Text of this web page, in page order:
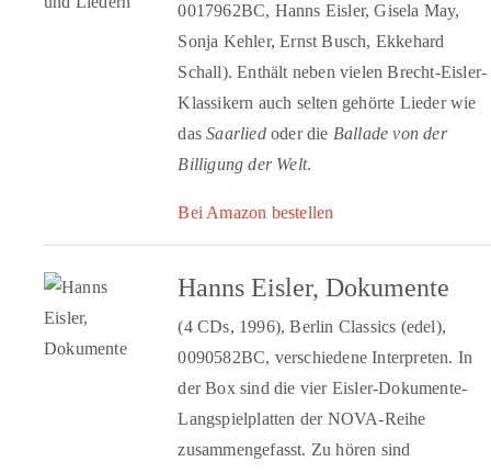
0017962BC, Hanns Eisler, Gisela May,
Sonja Kehler, Ernst Busch, Ekkehard
Schall). Enthält neben vielen Brecht-Eisler-
Klassikern auch selten gehörte Lieder wie
dasSaarliedoder die Ballade von der
Billigung der Welt.
Bei Amazon bestellen
Hanns Eisler, Dokumente
(4 CDs, 1996), Berlin Classics (edel),
0090582BC, verschiedene Interpreten. In
der Box sind die vier Eisler-Dokumente-
Langspielplatten der NOVA-Reihe
zusammengefasst. Zu hören sind